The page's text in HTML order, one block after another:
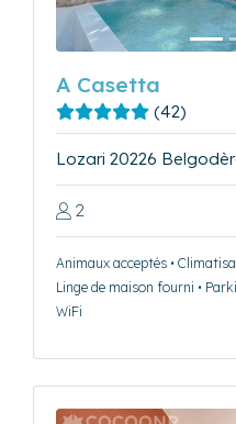
A Casetta
(42)
Lozari 20226
2
Animaux acceptés •
Linge de maison fourni •
WiFi